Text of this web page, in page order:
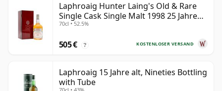
Laphroaig Hunter Laing's Old & Rare
Single Cask Single Malt 1998 25 Jahre
alt
70cl • 52.5%
KOSTENLOSER VERSAND
505 € ?
Laphroaig 15 Jahre alt, Nineties Bottling
with Tube